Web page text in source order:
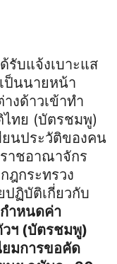
รับแจ้งเบาะแส
ป็นนายหน้า
งด้าวเข้าทำ
ทย (บัตรชมพู)
ยนประวัติของคน
าชอาณาจักร
ฎกระทรวง
ฏิบัติเกี่ยวกับ
กำหนดค่า
วฯ (บัตรชมพู)
มการขอคัด